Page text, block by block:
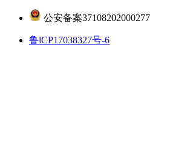
公安备案37108202000277
鲁lCP17038327号-6